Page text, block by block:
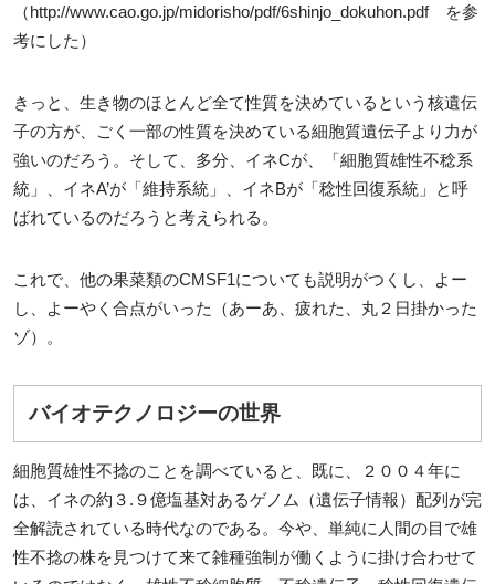
（http://www.cao.go.jp/midorisho/pdf/6shinjo_dokuhon.pdf を参
考にした）
きっと、生き物のほとんど全て性質を決めているという核遺伝
子の方が、ごく一部の性質を決めている細胞質遺伝子より力が
強いのだろう。そして、多分、イネCが、「細胞質雄性不稔系
統」、イネA’が「維持系統」、イネBが「稔性回復系統」と呼
ばれているのだろうと考えられる。
これで、他の果菜類のCMSF1についても説明がつくし、よー
し、よーやく合点がいった（あーあ、疲れた、丸２日掛かった
ゾ）。
バイオテクノロジーの世界
細胞質雄性不捻のことを調べていると、既に、２００４年に
は、イネの約３.９億塩基対あるゲノム（遺伝子情報）配列が完
全解読されている時代なのである。今や、単純に人間の目で雄
性不捻の株を見つけて来て雑種強制が働くように掛け合わせて